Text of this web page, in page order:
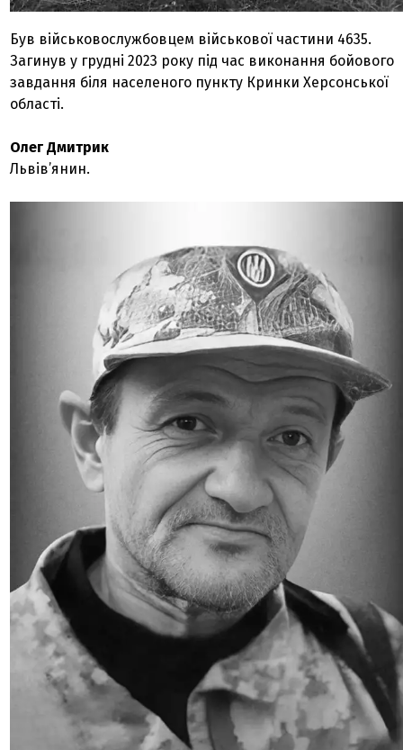
Був військовослужбовцем військової частини 4635.
Загинув у грудні 2023 року під час виконання бойового
завдання біля населеного пункту Кринки Херсонської
області.
Олег Дмитрик
Львів’янин.